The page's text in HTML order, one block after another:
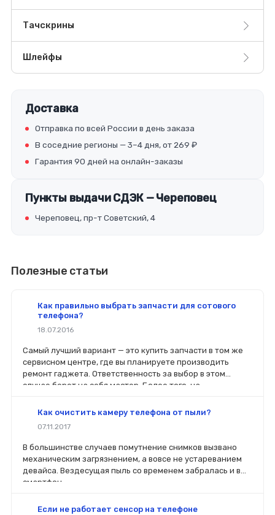
Тачскрины
Шлейфы
Доставка
Отправка по всей России в день заказа
В соседние регионы — 3–4 дня, от 269 ₽
Гарантия 90 дней на онлайн-заказы
Пункты выдачи СДЭК — Череповец
Череповец, пр-т Советский, 4
Полезные статьи
Как правильно выбрать запчасти для сотового
телефона?
18.07.2016
Самый лучший вариант — это купить запчасти в том же
сервисном центре, где вы планируете производить
ремонт гаджета. Ответственность за выбор в этом
случае берет на себя мастер. Более того, на
вы планируете делать ремонт самостоятельно, то выбор
перед покупкой нового модуля старый был в руках. Так
легче сориентироваться в разъемах, элементах
крепления, электрических параметрах и прочих
характеристиках.
Как очистить камеру телефона от пыли?
07.11.2017
В большинстве случаев помутнение снимков вызвано
механическим загрязнением, а вовсе не устареванием
девайса. Вездесущая пыль со временем забралась и в
смартфон.
Если не работает сенсор на телефоне